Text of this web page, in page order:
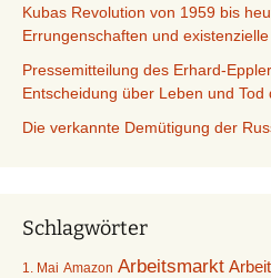
Kubas Revolution von 1959 bis
Errungenschaften und
Pressemitteilung des Erhard-
Entscheidung über Leben und
Die verkannte Demütigung der
Schlagwörter
1. Mai Amazon Arbeitsmarkt